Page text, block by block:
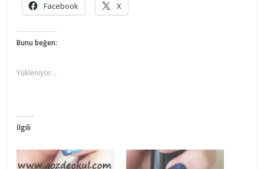
Facebook X
Bunu beğen:
Yükleniyor...
İlgili